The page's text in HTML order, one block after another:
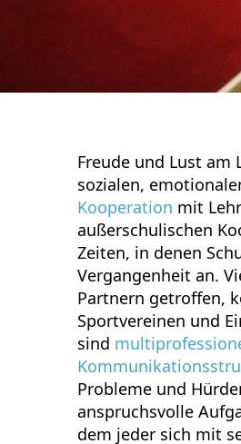
Freude und Lust
sozialen,
Kooperation mit
außerschulischen
Zeiten, in denen
Vergangenheit an.
Partnern getroffen,
Sportvereinen und
sind
Probleme und
anspruchsvolle
dem jeder sich mit